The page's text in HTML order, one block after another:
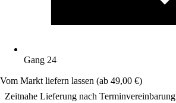
Gang 24
Vom Markt liefern lassen (ab 49,00 €)
Zeitnahe Lieferung nach Terminvereinbarung